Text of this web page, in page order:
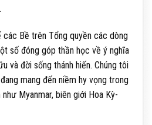
Bề trên Tổng quyền các dòng
số đóng góp thần học về ý nghĩa
và đời sống thánh hiến. Chúng tôi
mang đến niềm hy vọng trong
Myanmar, biên giới Hoa Kỳ-